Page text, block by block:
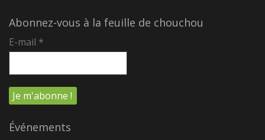
Abonnez-vous à la feuille de chouchou
E-mail *
Événements